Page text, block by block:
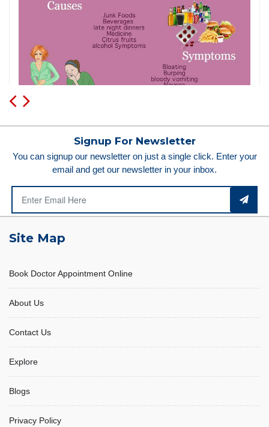
Acidity and its management
Signup For Newsletter
You can signup our newsletter on just a single click. Enter your
email and get our newsletter in your inbox.
Site Map
Book Doctor Appointment Online
About Us
Contact Us
Explore
Blogs
Privacy Policy